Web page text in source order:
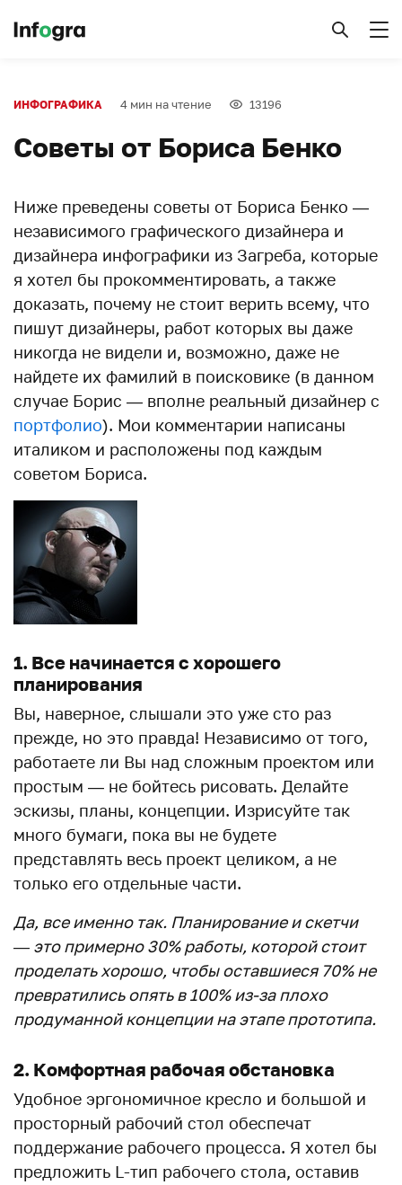
ИНФОГРАФИКА 4 мин на чтение 13196
Советы от Бориса Бенко
Ниже преведены советы от Бориса Бенко —
независимого графического дизайнера и
дизайнера инфографики из Загреба, которые
я хотел бы прокомментировать, а также
доказать, почему не стоит верить всему, что
пишут дизайнеры, работ которых вы даже
никогда не видели и, возможно, даже не
найдете их фамилий в поисковике (в данном
случае Борис — вполне реальный дизайнер с
портфолио). Мои комментарии написаны
италиком и расположены под каждым
советом Бориса.
1. Все начинается с хорошего
планирования
Вы, наверное, слышали это уже сто раз
прежде, но это правда! Независимо от того,
работаете ли Вы над сложным проектом или
простым — не бойтесь рисовать. Делайте
эскизы, планы, концепции. Изрисуйте так
много бумаги, пока вы не будете
представлять весь проект целиком, а не
только его отдельные части.
Да, все именно так. Планирование и скетчи
— это примерно 30% работы, которой стоит
проделать хорошо, чтобы оставшиеся 70% не
превратились опять в 100% из-за плохо
продуманной концепции на этапе прототипа.
2. Комфортная рабочая обстановка
Удобное эргономичное кресло и большой и
просторный рабочий стол обеспечат
поддержание рабочего процесса. Я хотел бы
предложить L-тип рабочего стола, оставив